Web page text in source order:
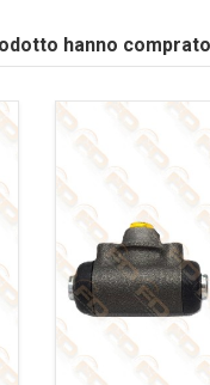
hanno